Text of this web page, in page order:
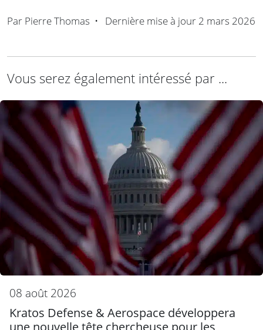
Par Pierre Thomas • Dernière mise à jour 2 mars 2026
Vous serez également intéressé par ...
08 août 2026
Kratos Defense & Aerospace développera
une nouvelle tête chercheuse pour les